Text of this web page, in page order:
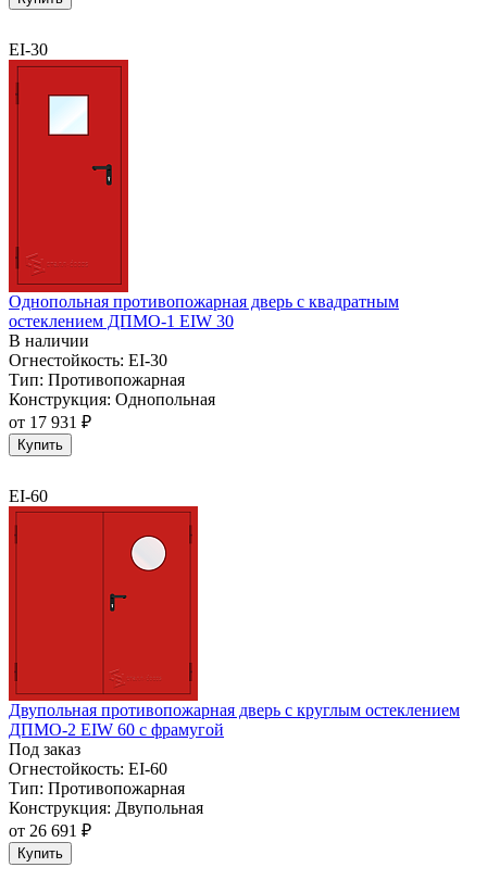
EI-30
Однопольная противопожарная дверь с квадратным
остеклением ДПМО-1 EIW 30
В наличии
Огнестойкость: EI-30
Тип: Противопожарная
Конструкция: Однопольная
от 17 931 ₽
Купить
EI-60
Двупольная противопожарная дверь с круглым остеклением
ДПМО-2 EIW 60 с фрамугой
Под заказ
Огнестойкость: EI-60
Тип: Противопожарная
Конструкция: Двупольная
от 26 691 ₽
Купить